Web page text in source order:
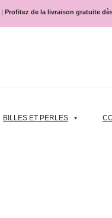
|Profitez de la livraison gratuite
BILLES ET PERLES